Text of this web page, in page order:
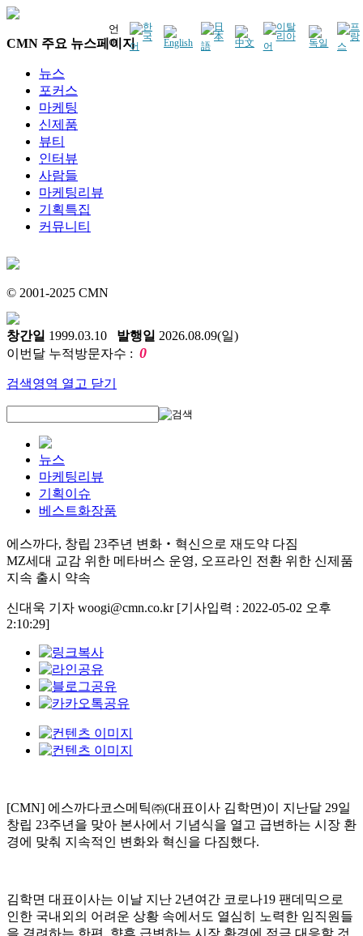
언
어
CMN 주요 뉴스페이지
뉴스
포커스
마케팅
신제품
뷰티
인터뷰
사람들
마케팅리뷰
기획특집
커뮤니티
© 2001-2025 CMN
창간일 1999.03.10 발행일 2026.08.09(일)
이번달 누적방문자수 : 0
검색영역 열고 닫기
뉴스
마케팅리뷰
기획이슈
베스트화장품
에스까다, 창립 23주년 변화‧혁신으로 재도약 다짐
MZ세대 교감 위한 메타버스 운영, 오프라인 전환 위한 신제품
지속 출시 약속
신대욱 기자 woogi@cmn.co.kr [기사입력 : 2022-05-02 오후
2:10:29]
[CMN] 에스까다코스메틱㈜(대표이사 김학면)이 지난달 29일
창립 23주년을 맞아 본사에서 기념식을 열고 급변하는 시장 환
경에 맞춰 지속적인 변화와 혁신을 다짐했다.
김학면 대표이사는 이날 지난 2년여간 코로나19 팬데믹으로
인한 국내외의 어려운 상황 속에서도 열심히 노력한 임직원들
을 격려하는 한편, 향후 급변하는 시장 환경에 적극 대응할 것